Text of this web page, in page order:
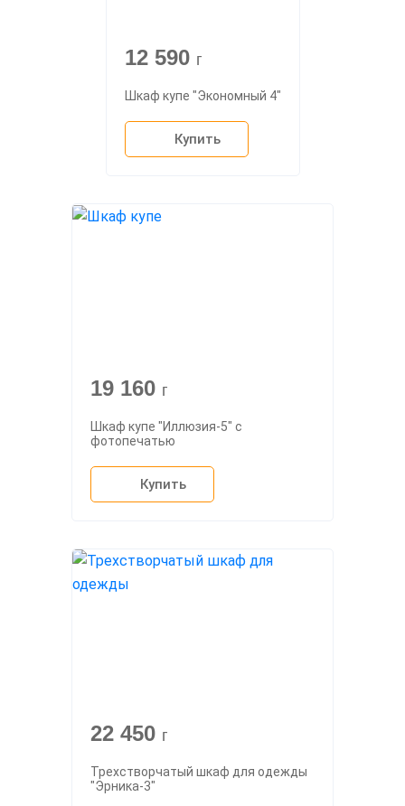
12 590 г
Шкаф купе "Экономный 4"
Купить
19 160 г
Шкаф купе "Иллюзия-5" с
фотопечатью
Купить
22 450 г
Трехстворчатый шкаф для одежды
"Эрника-3"